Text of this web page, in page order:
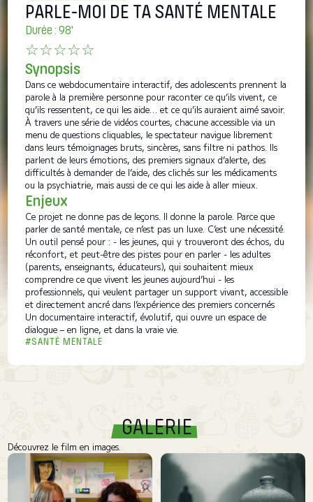
PARLE-MOI DE TA SANTÉ MENTALE
Durée : 98'
☆☆☆☆☆
Synopsis
Dans ce webdocumentaire interactif, des adolescents prennent la
parole à la première personne pour raconter ce qu’ils vivent, ce
qu’ils ressentent, ce qui les aide… et ce qu’ils auraient aimé savoir.
À travers une série de vidéos courtes, chacune accessible via un
menu de questions cliquables, le spectateur navigue librement
dans leurs témoignages bruts, sincères, sans filtre ni pathos. Ils
parlent de leurs émotions, des premiers signaux d’alerte, des
difficultés à demander de l’aide, des clichés sur les médicaments
ou la psychiatrie, mais aussi de ce qui les aide à aller mieux.
Enjeux
Ce projet ne donne pas de leçons. Il donne la parole. Parce que
parler de santé mentale, ce n’est pas un luxe. C’est une nécessité.
Un outil pensé pour : - les jeunes, qui y trouveront des échos, du
réconfort, et peut-être des pistes pour en parler - les adultes
(parents, enseignants, éducateurs), qui souhaitent mieux
comprendre ce que vivent les jeunes aujourd’hui - les
professionnels, qui veulent partager un support vivant, accessible
et directement ancré dans l’expérience des premiers concernés
Un documentaire interactif, évolutif, qui ouvre un espace de
dialogue – en ligne, et dans la vraie vie.
#SANTÉ MENTALE
GALERIE
Découvrez le film en images.